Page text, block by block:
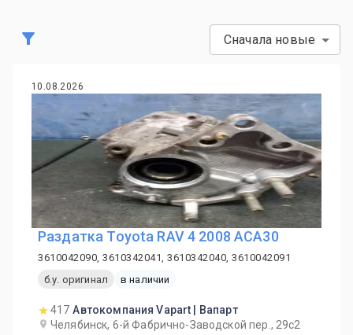
Сначала новые
10.08.2026
Раздатка Toyota RAV 4 2008 ACA30
3610042090, 3610342041, 3610342040, 3610042091
б.у. оригинал
в наличии
417 Автокомпания Vapart | Вапарт
Челябинск, 6-й Фабрично-Заводской пер., 29с2